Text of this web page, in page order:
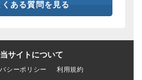
くある質問を見る
当サイトについて
シーポリシー 利用規約